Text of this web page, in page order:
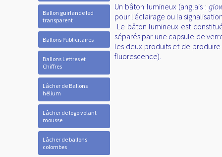
Ballon guirlande led
transparent
Ballons Publicitaires
Ballons Lettres et
Chiffres
Lâcher de Ballons
hélium
Lâcher de logo volant
mousse
Lâcher de ballons
colombes
Un bâton lumineux (anglais :
pour l'éclairage ou la
Le bâton lumineux est
séparés par une capsule de
les deux produits et de
fluorescence).